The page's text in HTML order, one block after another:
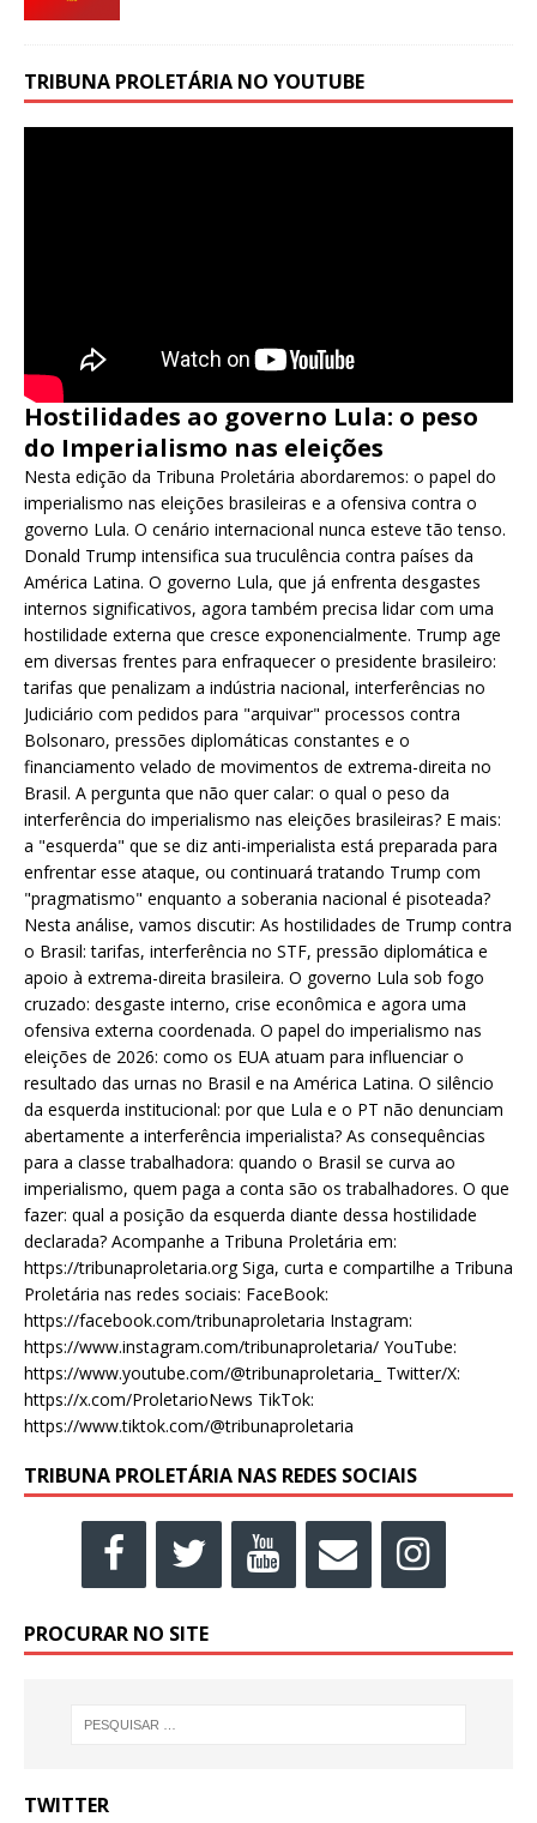
TRIBUNA PROLETÁRIA NO YOUTUBE
Hostilidades ao governo Lula: o peso
do Imperialismo nas eleições
Nesta edição da Tribuna Proletária abordaremos: o papel do
imperialismo nas eleições brasileiras e a ofensiva contra o
governo Lula. O cenário internacional nunca esteve tão tenso.
Donald Trump intensifica sua truculência contra países da
América Latina. O governo Lula, que já enfrenta desgastes
internos significativos, agora também precisa lidar com uma
hostilidade externa que cresce exponencialmente. Trump age
em diversas frentes para enfraquecer o presidente brasileiro:
tarifas que penalizam a indústria nacional, interferências no
Judiciário com pedidos para "arquivar" processos contra
Bolsonaro, pressões diplomáticas constantes e o
financiamento velado de movimentos de extrema-direita no
Brasil. A pergunta que não quer calar: o qual o peso da
interferência do imperialismo nas eleições brasileiras? E mais:
a "esquerda" que se diz anti-imperialista está preparada para
enfrentar esse ataque, ou continuará tratando Trump com
"pragmatismo" enquanto a soberania nacional é pisoteada?
Nesta análise, vamos discutir: As hostilidades de Trump contra
o Brasil: tarifas, interferência no STF, pressão diplomática e
apoio à extrema-direita brasileira. O governo Lula sob fogo
cruzado: desgaste interno, crise econômica e agora uma
ofensiva externa coordenada. O papel do imperialismo nas
eleições de 2026: como os EUA atuam para influenciar o
resultado das urnas no Brasil e na América Latina. O silêncio
da esquerda institucional: por que Lula e o PT não denunciam
abertamente a interferência imperialista? As consequências
para a classe trabalhadora: quando o Brasil se curva ao
imperialismo, quem paga a conta são os trabalhadores. O que
fazer: qual a posição da esquerda diante dessa hostilidade
declarada? Acompanhe a Tribuna Proletária em:
https://tribunaproletaria.org Siga, curta e compartilhe a Tribuna
Proletária nas redes sociais: FaceBook:
https://facebook.com/tribunaproletaria Instagram:
https://www.instagram.com/tribunaproletaria/ YouTube:
https://www.youtube.com/@tribunaproletaria_ Twitter/X:
https://x.com/ProletarioNews TikTok:
https://www.tiktok.com/@tribunaproletaria
TRIBUNA PROLETÁRIA NAS REDES SOCIAIS
PROCURAR NO SITE
TWITTER